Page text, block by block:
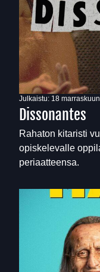
Julkaistu: 18
Dissonantes
Rahaton kitaristi
opiskelevalle
periaatteensa.